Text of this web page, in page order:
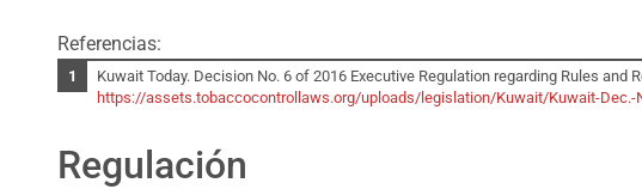
Referencias:
Kuwait Today. Decision No. 6 of 2016 Executive Regulation regarding Rules
https://assets.tobaccocontrollaws.org/uploads/legislation/Kuwait/Kuwait-Dec.-
Regulación